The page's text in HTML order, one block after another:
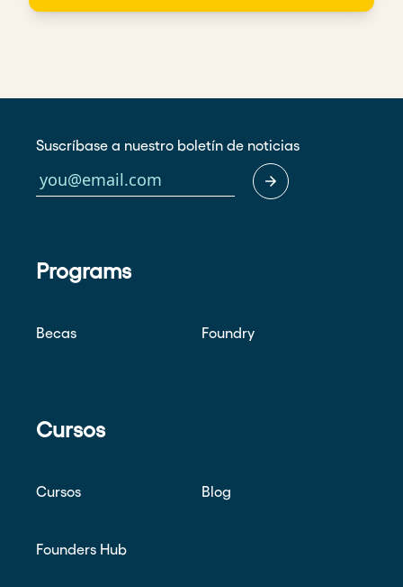
Suscríbase a nuestro boletín de noticias
Programs
Becas Foundry
Cursos
Cursos Blog
Founders Hub